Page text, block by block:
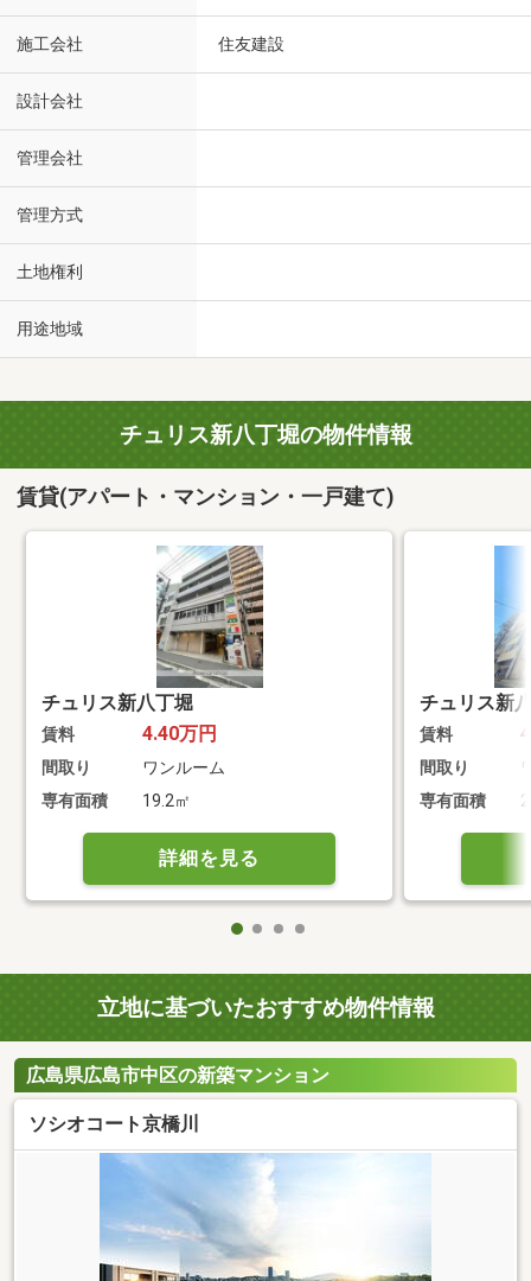
施工会社 住友建設
設計会社
管理会社
管理方式
土地権利
用途地域
チュリス新八丁堀の物件情報
賃貸(アパート・マンション・一戸建て)
チュリス新八丁堀
賃料 4.40万円
間取り
ワンルーム
専有面積
19.2㎡
詳細を見る
チュリス新
賃料
間取り
専有面積
立地に基づいたおすすめ物件情報
広島県広島市中区の新築マンション
ソシオコート京橋川